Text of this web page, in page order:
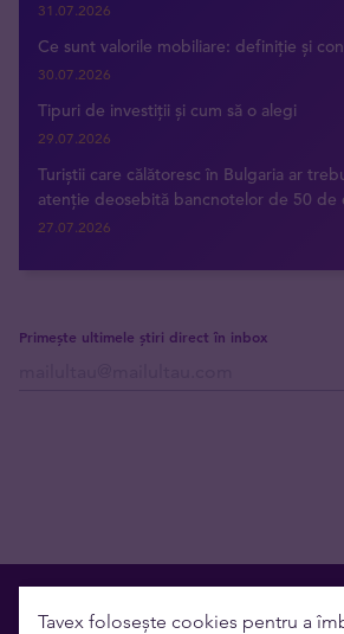
31.07.2026
Ce sunt valorile mobiliare: definiție și
30.07.2026
Tipuri de investiții și cum să o alegi
29.07.2026
Turiștii care călătoresc în Bulgaria ar
atenție deosebită bancnotelor de 50 de
27.07.2026
Primește ultimele știri direct în inbox
Tavex folosește cookies pentru a